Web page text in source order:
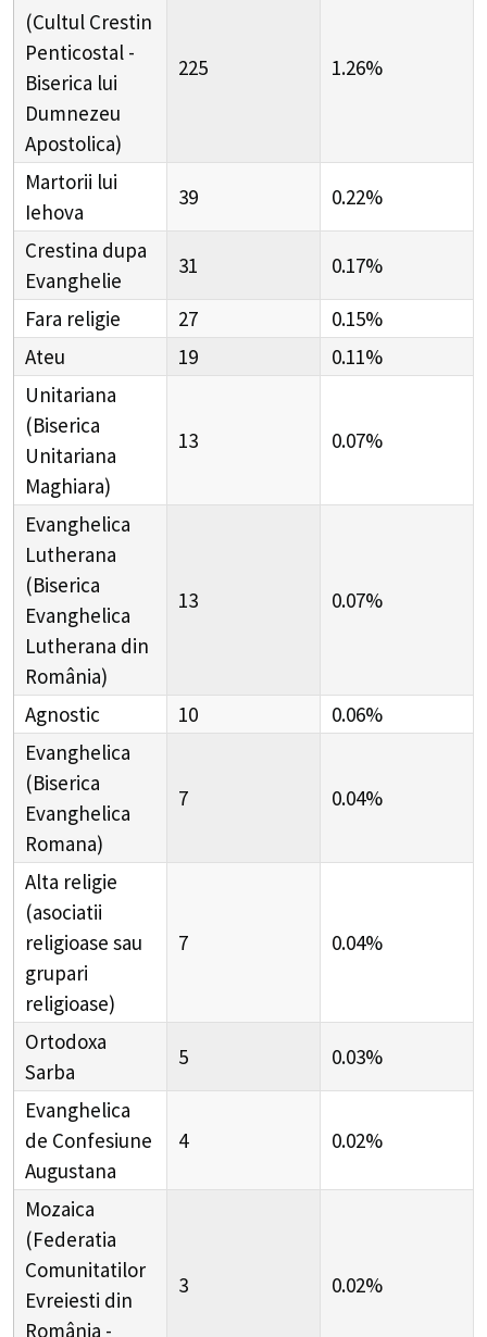
(Cultul Crestin
Penticostal -
Biserica lui
Dumnezeu
Apostolica)
225 1.26%
Martorii lui
Iehova
39 0.22%
Crestina dupa
Evanghelie
31 0.17%
Fara religie 27
0.15%
Ateu
19
0.11%
Unitariana
(Biserica
Unitariana
Maghiara)
13 0.07%
Evanghelica
Lutherana
(Biserica
Evanghelica
Lutherana din
România)
13 0.07%
Agnostic 10
0.06%
Evanghelica
(Biserica
Evanghelica
Romana)
7 0.04%
Alta religie
(asociatii
religioase sau
grupari
religioase)
7 0.04%
Ortodoxa
Sarba
5 0.03%
Evanghelica
de Confesiune
Augustana
4 0.02%
Mozaica
(Federatia
Comunitatilor
Evreiesti din
România -
3 0.02%